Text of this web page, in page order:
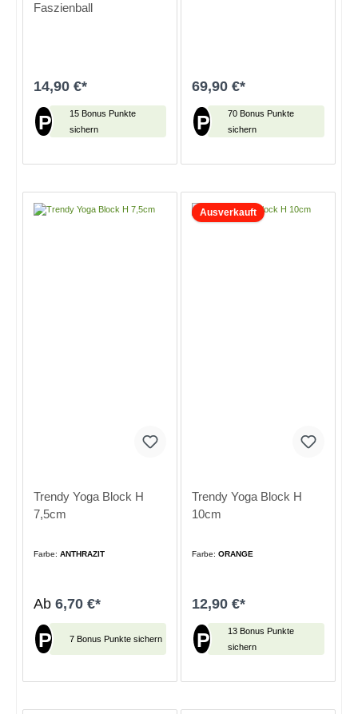
Faszienball
14,90 €*
P
15 Bonus Punkte
sichern
In den Warenkorb
69,90 €*
P
70 Bonus Punkte
sichern
In den Warenkorb
Trendy Yoga Block H
7,5cm
Farbe: ANTHRAZIT
Ab 6,70 €*
P 7 Bonus Punkte sichern
Ausverkauft
Trendy Yoga Block H
10cm
Farbe: ORANGE
12,90 €*
P
13 Bonus Punkte
sichern